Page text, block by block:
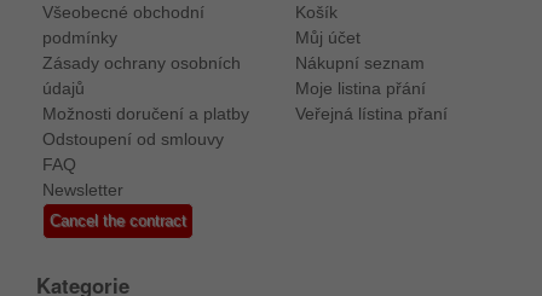
Všeobecné obchodní
podmínky
Zásady ochrany osobních
údajů
Možnosti doručení a platby
Odstoupení od smlouvy
FAQ
Newsletter
Cancel the contract
Košík
Můj účet
Nákupní seznam
Moje listina přání
Veřejná lístina přaní
Kategorie